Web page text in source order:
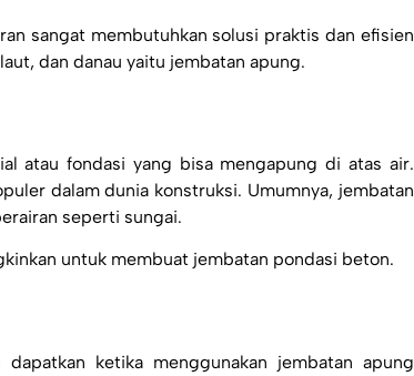
sangat membutuhkan solusi praktis dan efisien
dan danau yaitu jembatan apung.
atau fondasi yang bisa mengapung di atas air.
dalam dunia konstruksi. Umumnya, jembatan
seperti sungai.
untuk membuat jembatan pondasi beton.
ketika menggunakan jembatan apung